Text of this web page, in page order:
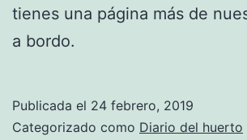
tienes una página más de
a bordo.
Publicada el 24 febrero, 2019
Categorizado como Diario del huerto